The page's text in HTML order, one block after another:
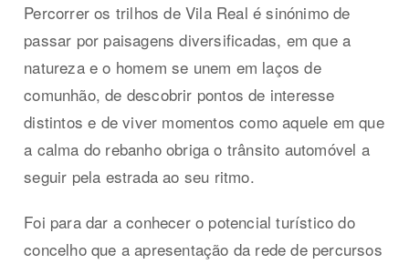
Percorrer os trilhos de Vila Real é sinónimo de
passar por paisagens diversificadas, em que a
natureza e o homem se unem em laços de
comunhão, de descobrir pontos de interesse
distintos e de viver momentos como aquele em que
a calma do rebanho obriga o trânsito automóvel a
seguir pela estrada ao seu ritmo.
Foi para dar a conhecer o potencial turístico do
concelho que a apresentação da rede de percursos